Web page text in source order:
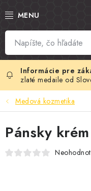
na
SLOVENSKÝ MED
MANUKA MED
VČELÍ PEĽ
MATERSKÁ KAŠIČKA
zlaté medaile od
Medová kozmetika
Pánsky